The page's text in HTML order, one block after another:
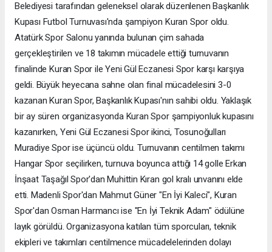
Belediyesi tarafından geleneksel olarak düzenlenen Başkanlık
Kupası Futbol Turnuvası'nda şampiyon Kuran Spor oldu.
Atatürk Spor Salonu yanında bulunan çim sahada
gerçekleştirilen ve 18 takımın mücadele ettiği turnuvanın
finalinde Kuran Spor ile Yeni Gül Eczanesi Spor karşı karşıya
geldi. Büyük heyecana sahne olan final mücadelesini 3-0
kazanan Kuran Spor, Başkanlık Kupası'nın sahibi oldu. Yaklaşık
bir ay süren organizasyonda Kuran Spor şampiyonluk kupasını
kazanırken, Yeni Gül Eczanesi Spor ikinci, Tosunoğulları
Muradiye Spor ise üçüncü oldu. Turnuvanın centilmen takımı
Hangar Spor seçilirken, turnuva boyunca attığı 14 golle Erkan
İnşaat Taşağıl Spor'dan Muhittin Kıran gol kralı unvanını elde
etti. Madenli Spor'dan Mahmut Güner "En İyi Kaleci", Kuran
Spor'dan Osman Harmancı ise "En İyi Teknik Adam" ödülüne
layık görüldü. Organizasyona katılan tüm sporcuları, teknik
ekipleri ve takımları centilmence mücadelelerinden dolayı